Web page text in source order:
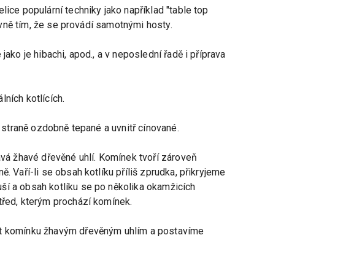
populární techniky jako například "table top
tím, že se provádí samotnými hosty.
je hibachi, apod., a v neposlední řadě i příprava
kotlících.
ozdobně tepané a uvnitř cínované.
žhavé dřevěné uhlí. Komínek tvoří zároveň
Vaří-li se obsah kotlíku příliš zprudka, přikryjeme
a obsah kotlíku se po několika okamžicích
kterým prochází komínek.
žhavým dřevěným uhlím a postavíme